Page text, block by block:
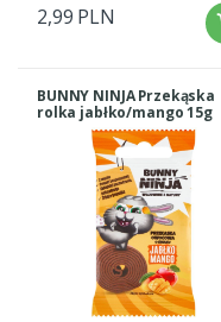
2,99 PLN
BUNNY NINJA Przekąska
rolka jabłko/mango 15g